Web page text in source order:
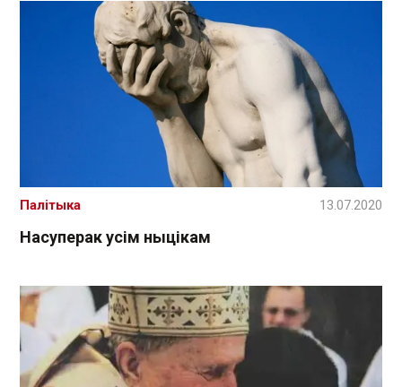
Насуперак усім ныцікам
Палітыка 13.07.2020